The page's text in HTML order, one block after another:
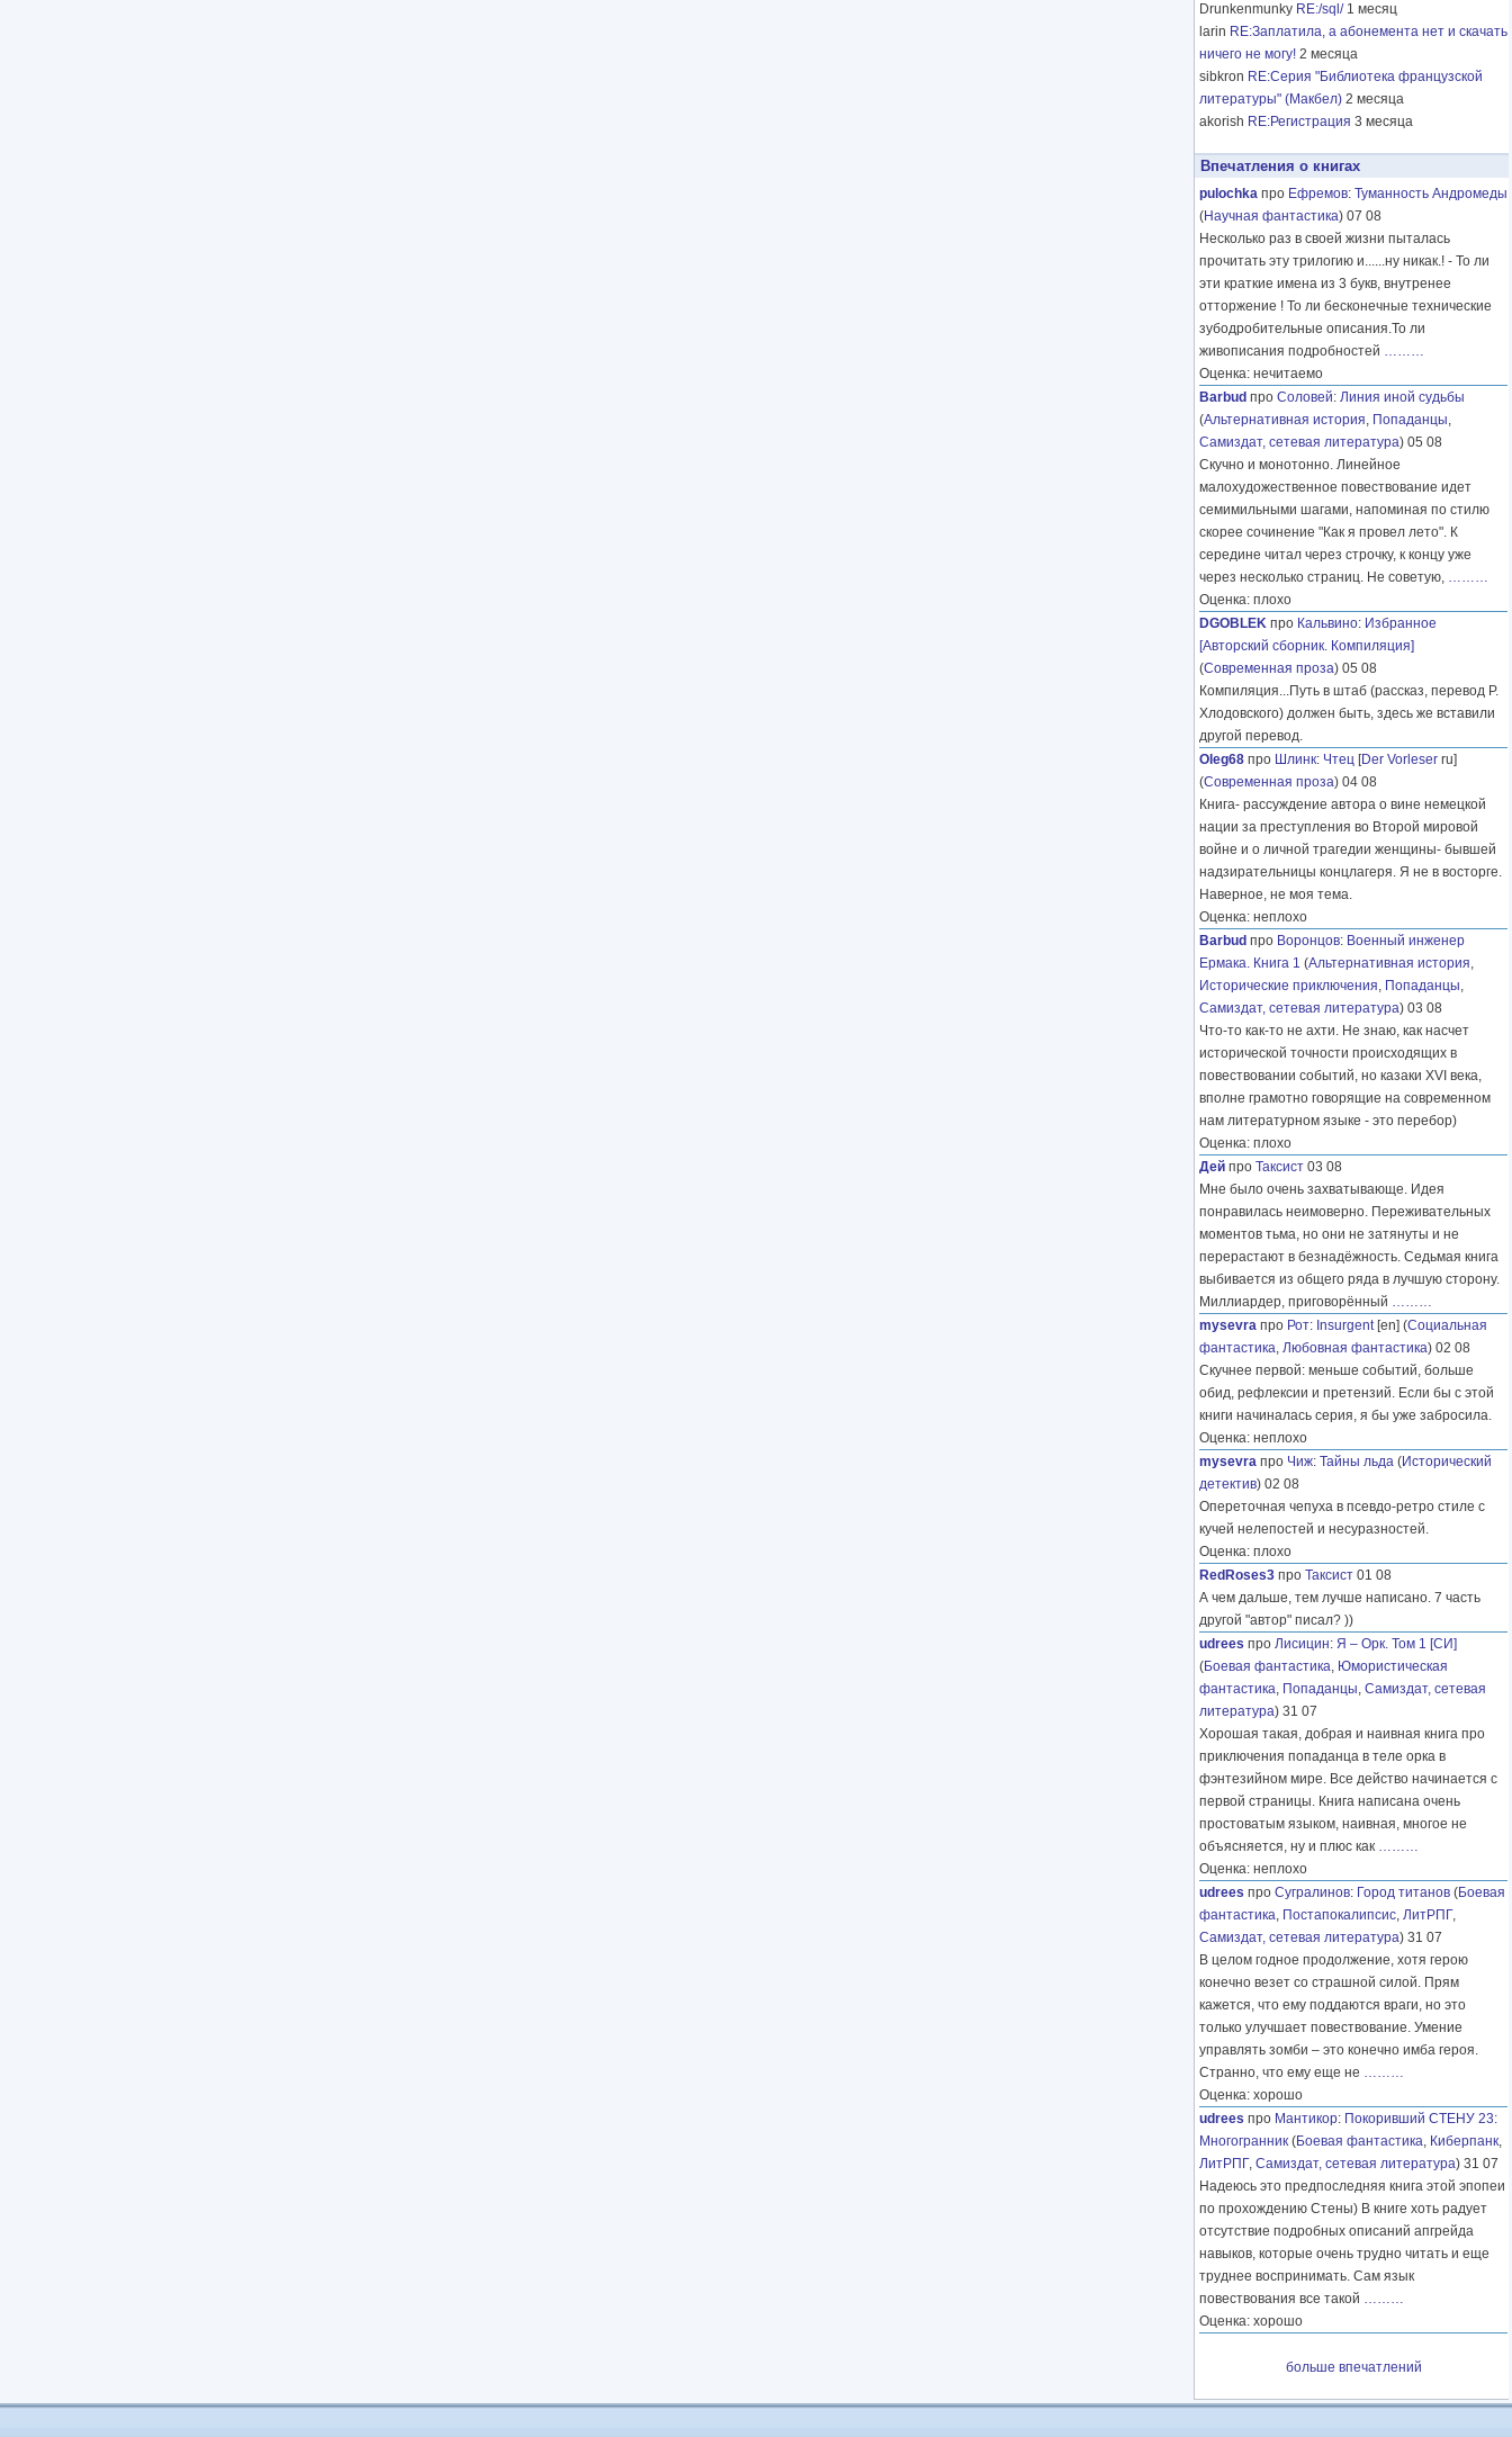
Drunkenmunky RE:/sql/ 1 месяц
larin RE:Заплатила, а абонемента нет и скачать
ничего не могу! 2 месяца
sibkron RE:Серия "Библиотека французской
литературы" (Макбел) 2 месяца
akorish RE:Регистрация 3 месяца
Впечатления о книгах
pulochka про Ефремов: Туманность Андромеды
(Научная фантастика) 07 08
Несколько раз в своей жизни пыталась
прочитать эту трилогию и......ну никак.! - То ли
эти краткие имена из 3 букв, внутренее
отторжение ! То ли бесконечные технические
зубодробительные описания.То ли
живописания подробностей ………
Оценка: нечитаемо
Barbud про Соловей: Линия иной судьбы
(Альтернативная история, Попаданцы,
Самиздат, сетевая литература) 05 08
Скучно и монотонно. Линейное
малохудожественное повествование идет
семимильными шагами, напоминая по стилю
скорее сочинение "Как я провел лето". К
середине читал через строчку, к концу уже
через несколько страниц. Не советую, ………
Оценка: плохо
DGOBLEK про Кальвино: Избранное
[Авторский сборник. Компиляция]
(Современная проза) 05 08
Компиляция...Путь в штаб (рассказ, перевод Р.
Хлодовского) должен быть, здесь же вставили
другой перевод.
Oleg68 про Шлинк: Чтец [Der Vorleser ru]
(Современная проза) 04 08
Книга- рассуждение автора о вине немецкой
нации за преступления во Второй мировой
войне и о личной трагедии женщины- бывшей
надзирательницы концлагеря. Я не в восторге.
Наверное, не моя тема.
Оценка: неплохо
Barbud про Воронцов: Военный инженер
Ермака. Книга 1 (Альтернативная история,
Исторические приключения, Попаданцы,
Самиздат, сетевая литература) 03 08
Что-то как-то не ахти. Не знаю, как насчет
исторической точности происходящих в
повествовании событий, но казаки XVI века,
вполне грамотно говорящие на современном
нам литературном языке - это перебор)
Оценка: плохо
Дей про Таксист 03 08
Мне было очень захватывающе. Идея
понравилась неимоверно. Переживательных
моментов тьма, но они не затянуты и не
перерастают в безнадёжность. Седьмая книга
выбивается из общего ряда в лучшую сторону.
Миллиардер, приговорённый ………
mysevra про Рот: Insurgent[en] (Социальная
фантастика, Любовная фантастика) 02 08
Скучнее первой: меньше событий, больше
обид, рефлексии и претензий. Если бы с этой
книги начиналась серия, я бы уже забросила.
Оценка: неплохо
mysevra про Чиж: Тайны льда (Исторический
детектив) 02 08
Опереточная чепуха в псевдо-ретро стиле с
кучей нелепостей и несуразностей.
Оценка: плохо
RedRoses3 про Таксист 01 08
А чем дальше, тем лучше написано. 7 часть
другой "автор" писал? ))
udrees про Лисицин: Я – Орк. Том 1 [СИ]
(Боевая фантастика, Юмористическая
фантастика, Попаданцы, Самиздат, сетевая
литература) 31 07
Хорошая такая, добрая и наивная книга про
приключения попаданца в теле орка в
фэнтезийном мире. Все действо начинается с
первой страницы. Книга написана очень
простоватым языком, наивная, многое не
объясняется, ну и плюс как ………
Оценка: неплохо
udrees про Сугралинов: Город титанов (Боевая
фантастика, Постапокалипсис, ЛитРПГ,
Самиздат, сетевая литература) 31 07
В целом годное продолжение, хотя герою
конечно везет со страшной силой. Прям
кажется, что ему поддаются враги, но это
только улучшает повествование. Умение
управлять зомби – это конечно имба героя.
Странно, что ему еще не ………
Оценка: хорошо
udrees про Мантикор: Покоривший СТЕНУ 23:
Многогранник (Боевая фантастика, Киберпанк,
ЛитРПГ, Самиздат, сетевая литература) 31 07
Надеюсь это предпоследняя книга этой эпопеи
по прохождению Стены) В книге хоть радует
отсутствие подробных описаний апгрейда
навыков, которые очень трудно читать и еще
труднее воспринимать. Сам язык
повествования все такой ………
Оценка: хорошо
больше впечатлений